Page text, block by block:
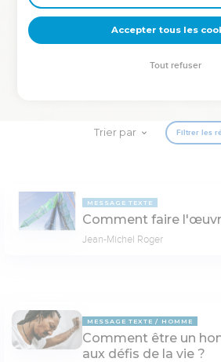
deviennent vos tremplins. Que vous
équipe, un groupe ou une famille, leur
pour vous.
Trier par Filtrer les
MESSAGE TEXTE
Comment faire
Jean-Michel Roger
MESSAGE TEXTE HOMME
Comment être un
aux défis de la vie ?
Accepter tous les
Tout refuser